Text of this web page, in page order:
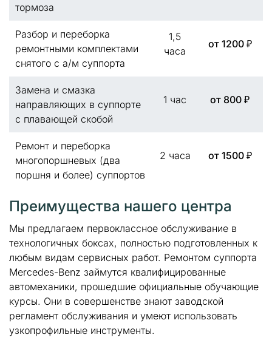
тормоза
Разбор и переборка
ремонтными комплектами
снятого с а/м суппорта
1,5
часа
от 1200 ₽
Замена и смазка
направляющих в суппорте
с плавающей скобой
1 час от 800 ₽
Ремонт и переборка
многопоршневых (два
поршня и более) суппортов
2 часа от 1500 ₽
Преимущества нашего центра
Мы предлагаем первоклассное обслуживание в
технологичных боксах, полностью подготовленных к
любым видам сервисных работ. Ремонтом суппорта
Mercedes-Benz займутся квалифицированные
автомеханики, прошедшие официальные обучающие
курсы. Они в совершенстве знают заводской
регламент обслуживания и умеют использовать
узкопрофильные инструменты.